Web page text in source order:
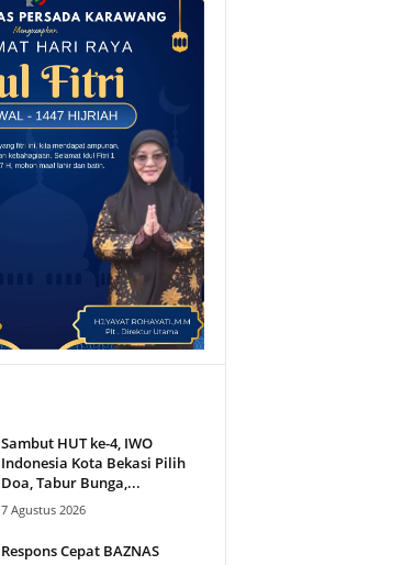
Sambut HUT ke-4, IWO
Indonesia Kota Bekasi Pilih
Doa, Tabur Bunga,...
7 Agustus 2026
Respons Cepat BAZNAS